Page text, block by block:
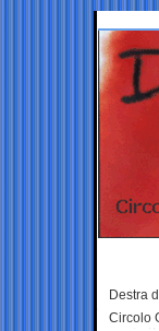
Destra
Circolo